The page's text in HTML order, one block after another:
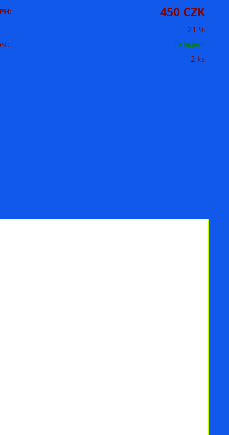
450 CZK
21 %
Skladem
2 ks